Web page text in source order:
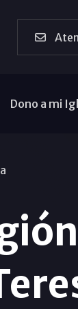
Dono a mi